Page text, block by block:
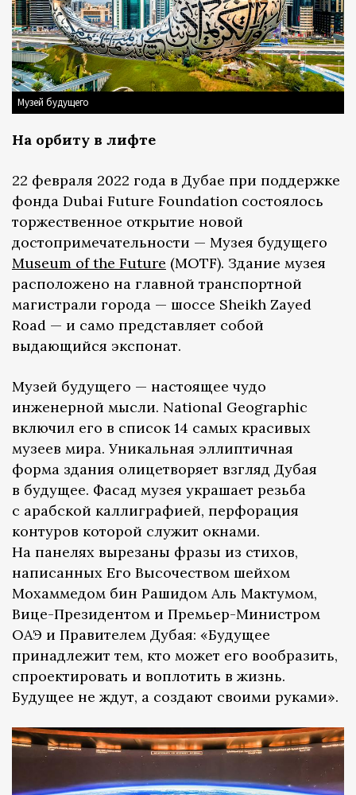
Музей будущего
На орбиту в лифте
22 февраля 2022 года в Дубае при поддержке
фонда Dubai Future Foundation состоялось
торжественное открытие новой
достопримечательности — Музея будущего
Museum of the Future (MOTF). Здание музея
расположено на главной транспортной
магистрали города — шоссе Sheikh Zayed
Road — и само представляет собой
выдающийся экспонат.
Музей будущего — настоящее чудо
инженерной мысли. National Geographic
включил его в список 14 самых красивых
музеев мира. Уникальная эллиптичная
форма здания олицетворяет взгляд Дубая
в будущее. Фасад музея украшает резьба
с арабской каллиграфией, перфорация
контуров которой служит окнами.
На панелях вырезаны фразы из стихов,
написанных Его Высочеством шейхом
Мохаммедом бин Рашидом Аль Мактумом,
Вице-Президентом и Премьер-Министром
ОАЭ и Правителем Дубая: «Будущее
принадлежит тем, кто может его вообразить,
спроектировать и воплотить в жизнь.
Будущее не ждут, а создают своими руками».